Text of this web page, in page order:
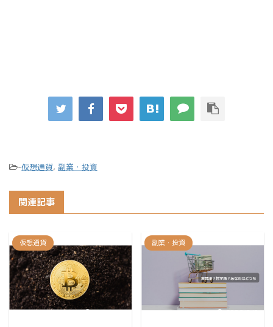
-仮想通貨, 副業・投資
関連記事
仮想通貨
2026/8/6
副業・投資
2026/8/6